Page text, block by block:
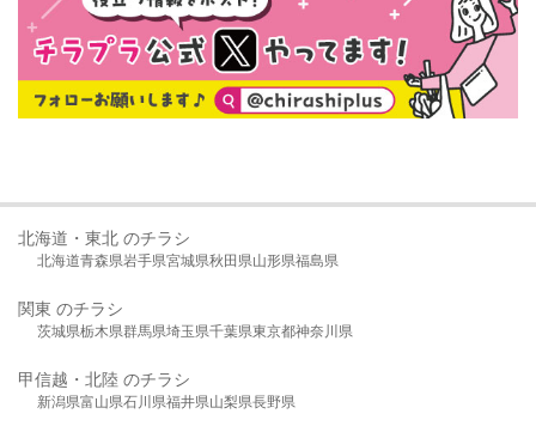
北海道・東北 のチラシ
北海道青森県岩手県宮城県秋田県山形県福島県
関東 のチラシ
茨城県栃木県群馬県埼玉県千葉県東京都神奈川県
甲信越・北陸 のチラシ
新潟県富山県石川県福井県山梨県長野県